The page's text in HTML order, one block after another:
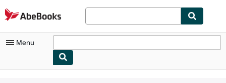
Skip to main content
AbeBooks.com
Menu